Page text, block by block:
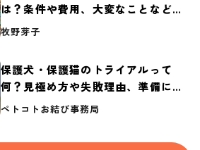
は？条件や費用、大変なことなど紹
介
牧野芽子
保護犬・保護猫のトライアルって
何？見極め方や失敗理由、準備に必
要なものを紹介
ペトコトお結び事務局